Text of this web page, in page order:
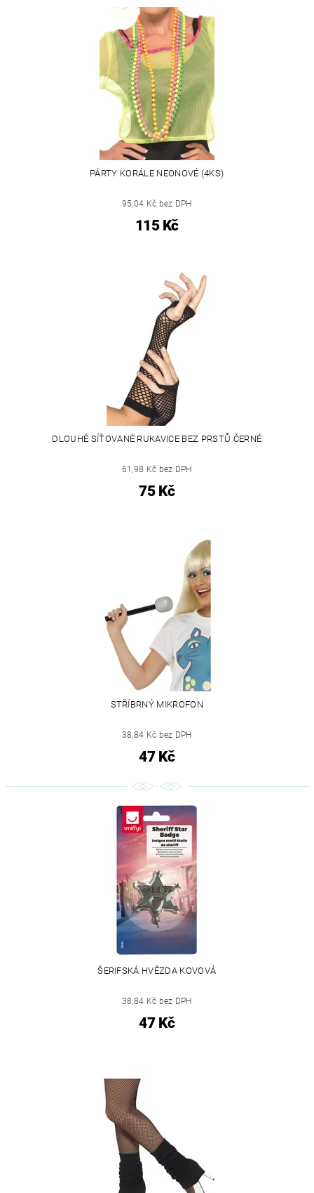
PÁRTY KORÁLE NEONOVÉ (4KS)
95,04 Kč bez DPH
115 Kč
DLOUHÉ SÍŤOVANÉ RUKAVICE BEZ PRSTŮ ČERNÉ
61,98 Kč bez DPH
75 Kč
STŘÍBRNÝ MIKROFON
38,84 Kč bez DPH
47 Kč
ŠERIFSKÁ HVĚZDA KOVOVÁ
38,84 Kč bez DPH
47 Kč